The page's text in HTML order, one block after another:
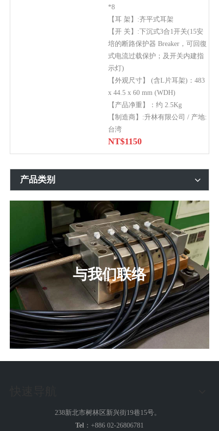
*8
【耳 架】:齐平式耳架
【开 关】:下沉式3合1开关(15安
培的断路保护器 Breaker，可回復
式电流过载保护；及开关内建指
示灯)
【外观尺寸】 (含L片耳架)：483
x 44.5 x 60 mm (WDH)
【产品净重】：约 2.5Kg
【制造商】:升林有限公司 / 产地:
台湾
NT$1150
产品类别
与我们联络
238新北市树林区新兴街19巷15号。
Tel ：+886 02-26806781